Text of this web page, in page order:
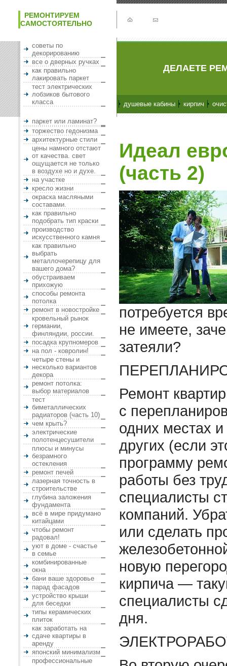
РЕМОНТИРУЕМ
САМОСТОЯТЕЛЬНО
советы по
декорированию
все о дверных ручках
как правильно
лакировать паркет
тест электрических
лобзиков бытового
класса
ДЕЛАЕТЕ
душевые кабины кирпич
паркет или ламинат?
торжество гедонизма
архитектурные стили
цены намного отстают
от качества. свет
ощущается не только
в воздухе но и духе.
на участке
кресло жизни
окраска масляными
составами.
как правильно
подобрать тип краски
производство
искусственного камня
как правильно
выбрать
металлочерепицу для
вашего дома?
обустраиваем
прихожую
способы ремонта
потолка
ремонт в новостройке
кровельный рынок
германии,
финляндии, россии.
посадка крупномеров
на пол - ковролин!
четыре стены и
несколько вариантов
декора
ремонт потолка:
выбор материалов
тест
биметаллических
радиаторов (часть 10)
чем крыть?
электрические
полотенцесушители
плюсы и минусы
безрамного
остекления
ремонт печей
лазерная точность в
строительстве
глубина заложения
фундамента
всё в мире придумано
китайцами
чтобы ремонт
радовал!
уют в доме - счастье
в семье
комбинированные
окна
бани ваше здоровье
парад фасадов
устройство крыши
для беседки
типы керамических
плиток
как заработать на
сдаче квартиры в
аренду
японский минимализм
профессиональные
Идеал
(часть 2)
потребуется
не имеете,
затеяли?
Ремонт
с
одних местах
других (если
программу
работы без
специалисты
компаний.
или сделать
новую
кирпича —
специалисты
дня.